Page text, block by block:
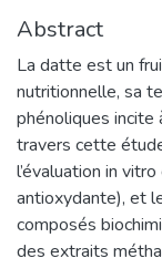
Abstract
La datte est un
nutritionnelle, sa
phénoliques incite
travers cette
l’évaluation in
antioxydante), et
composés
des extraits